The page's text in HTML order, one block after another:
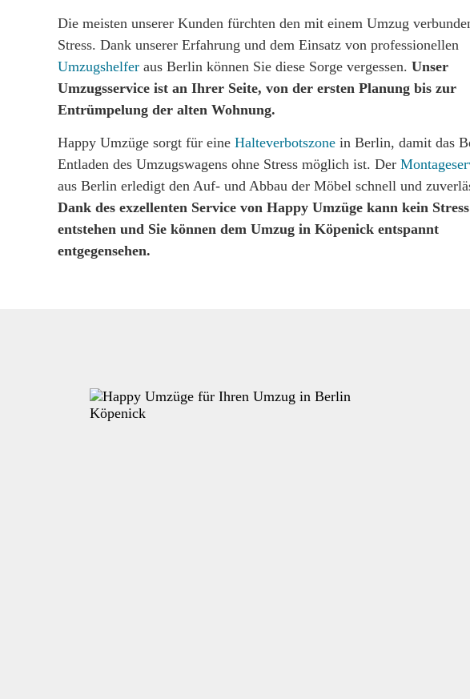
Die meisten unserer Kunden fürchten den mit einem Umzug
Stress. Dank unserer Erfahrung und dem Einsatz von professionellen
Umzugshelfer aus Berlin können Sie diese Sorge vergessen. Unser
Umzugsservice ist an Ihrer Seite, von der ersten Planung bis zur
Entrümpelung der alten Wohnung.
Happy Umzüge sorgt für eine Halteverbotszone in Berlin, damit das
Entladen des Umzugswagens ohne Stress möglich ist. Der
aus Berlin erledigt den Auf- und Abbau der Möbel schnell und
Dank des exzellenten Service von Happy Umzüge kann kein Stress
entstehen und Sie können dem Umzug in Köpenick entspannt
entgegensehen.